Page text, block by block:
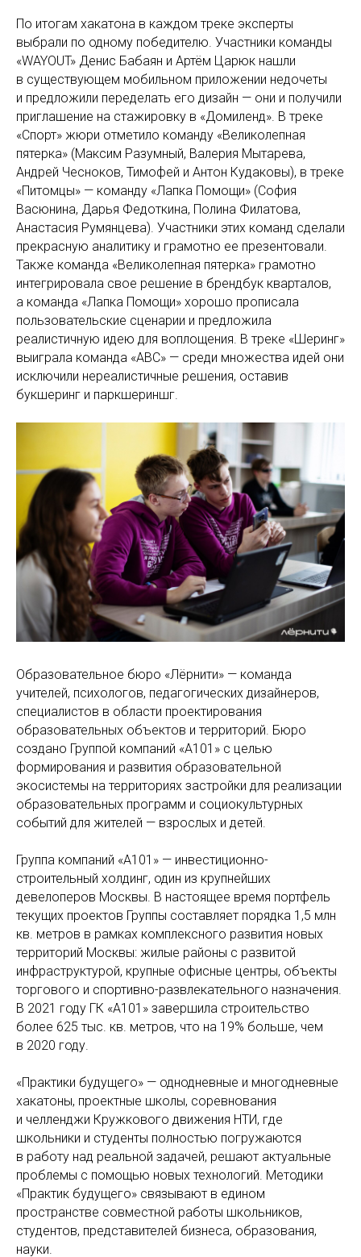
По итогам хакатона в каждом треке эксперты
выбрали по одному победителю. Участники команды
«WAYOUT» Денис Бабаян и Артём Царюк нашли
в существующем мобильном приложении недочеты
и предложили переделать его дизайн — они и получили
приглашение на стажировку в «Домиленд». В треке
«Спорт» жюри отметило команду «Великолепная
пятерка» (Максим Разумный, Валерия Мытарева,
Андрей Чесноков, Тимофей и Антон Кудаковы), в треке
«Питомцы» — команду «Лапка Помощи» (София
Васюнина, Дарья Федоткина, Полина Филатова,
Анастасия Румянцева). Участники этих команд сделали
прекрасную аналитику и грамотно ее презентовали.
Также команда «Великолепная пятерка» грамотно
интегрировала свое решение в брендбук кварталов,
а команда «Лапка Помощи» хорошо прописала
пользовательские сценарии и предложила
реалистичную идею для воплощения. В треке «Шеринг»
выиграла команда «АВС» — среди множества идей они
исключили нереалистичные решения, оставив
букшеринг и паркшериншг.
Образовательное бюро «Лёрнити» — команда
учителей, психологов, педагогических дизайнеров,
специалистов в области проектирования
образовательных объектов и территорий. Бюро
создано Группой компаний «А101» с целью
формирования и развития образовательной
экосистемы на территориях застройки для реализации
образовательных программ и социокультурных
событий для жителей — взрослых и детей.
Группа компаний «А101» — инвестиционно-
строительный холдинг, один из крупнейших
девелоперов Москвы. В настоящее время портфель
текущих проектов Группы составляет порядка 1,5 млн
кв. метров в рамках комплексного развития новых
территорий Москвы: жилые районы с развитой
инфраструктурой, крупные офисные центры, объекты
торгового и спортивно-развлекательного назначения.
В 2021 году ГК «А101» завершила строительство
более 625 тыс. кв. метров, что на 19% больше, чем
в 2020 году.
«Практики будущего» — однодневные и многодневные
хакатоны, проектные школы, соревнования
и челленджи Кружкового движения НТИ, где
школьники и студенты полностью погружаются
в работу над реальной задачей, решают актуальные
проблемы с помощью новых технологий. Методики
«Практик будущего» связывают в едином
пространстве совместной работы школьников,
студентов, представителей бизнеса, образования,
науки.